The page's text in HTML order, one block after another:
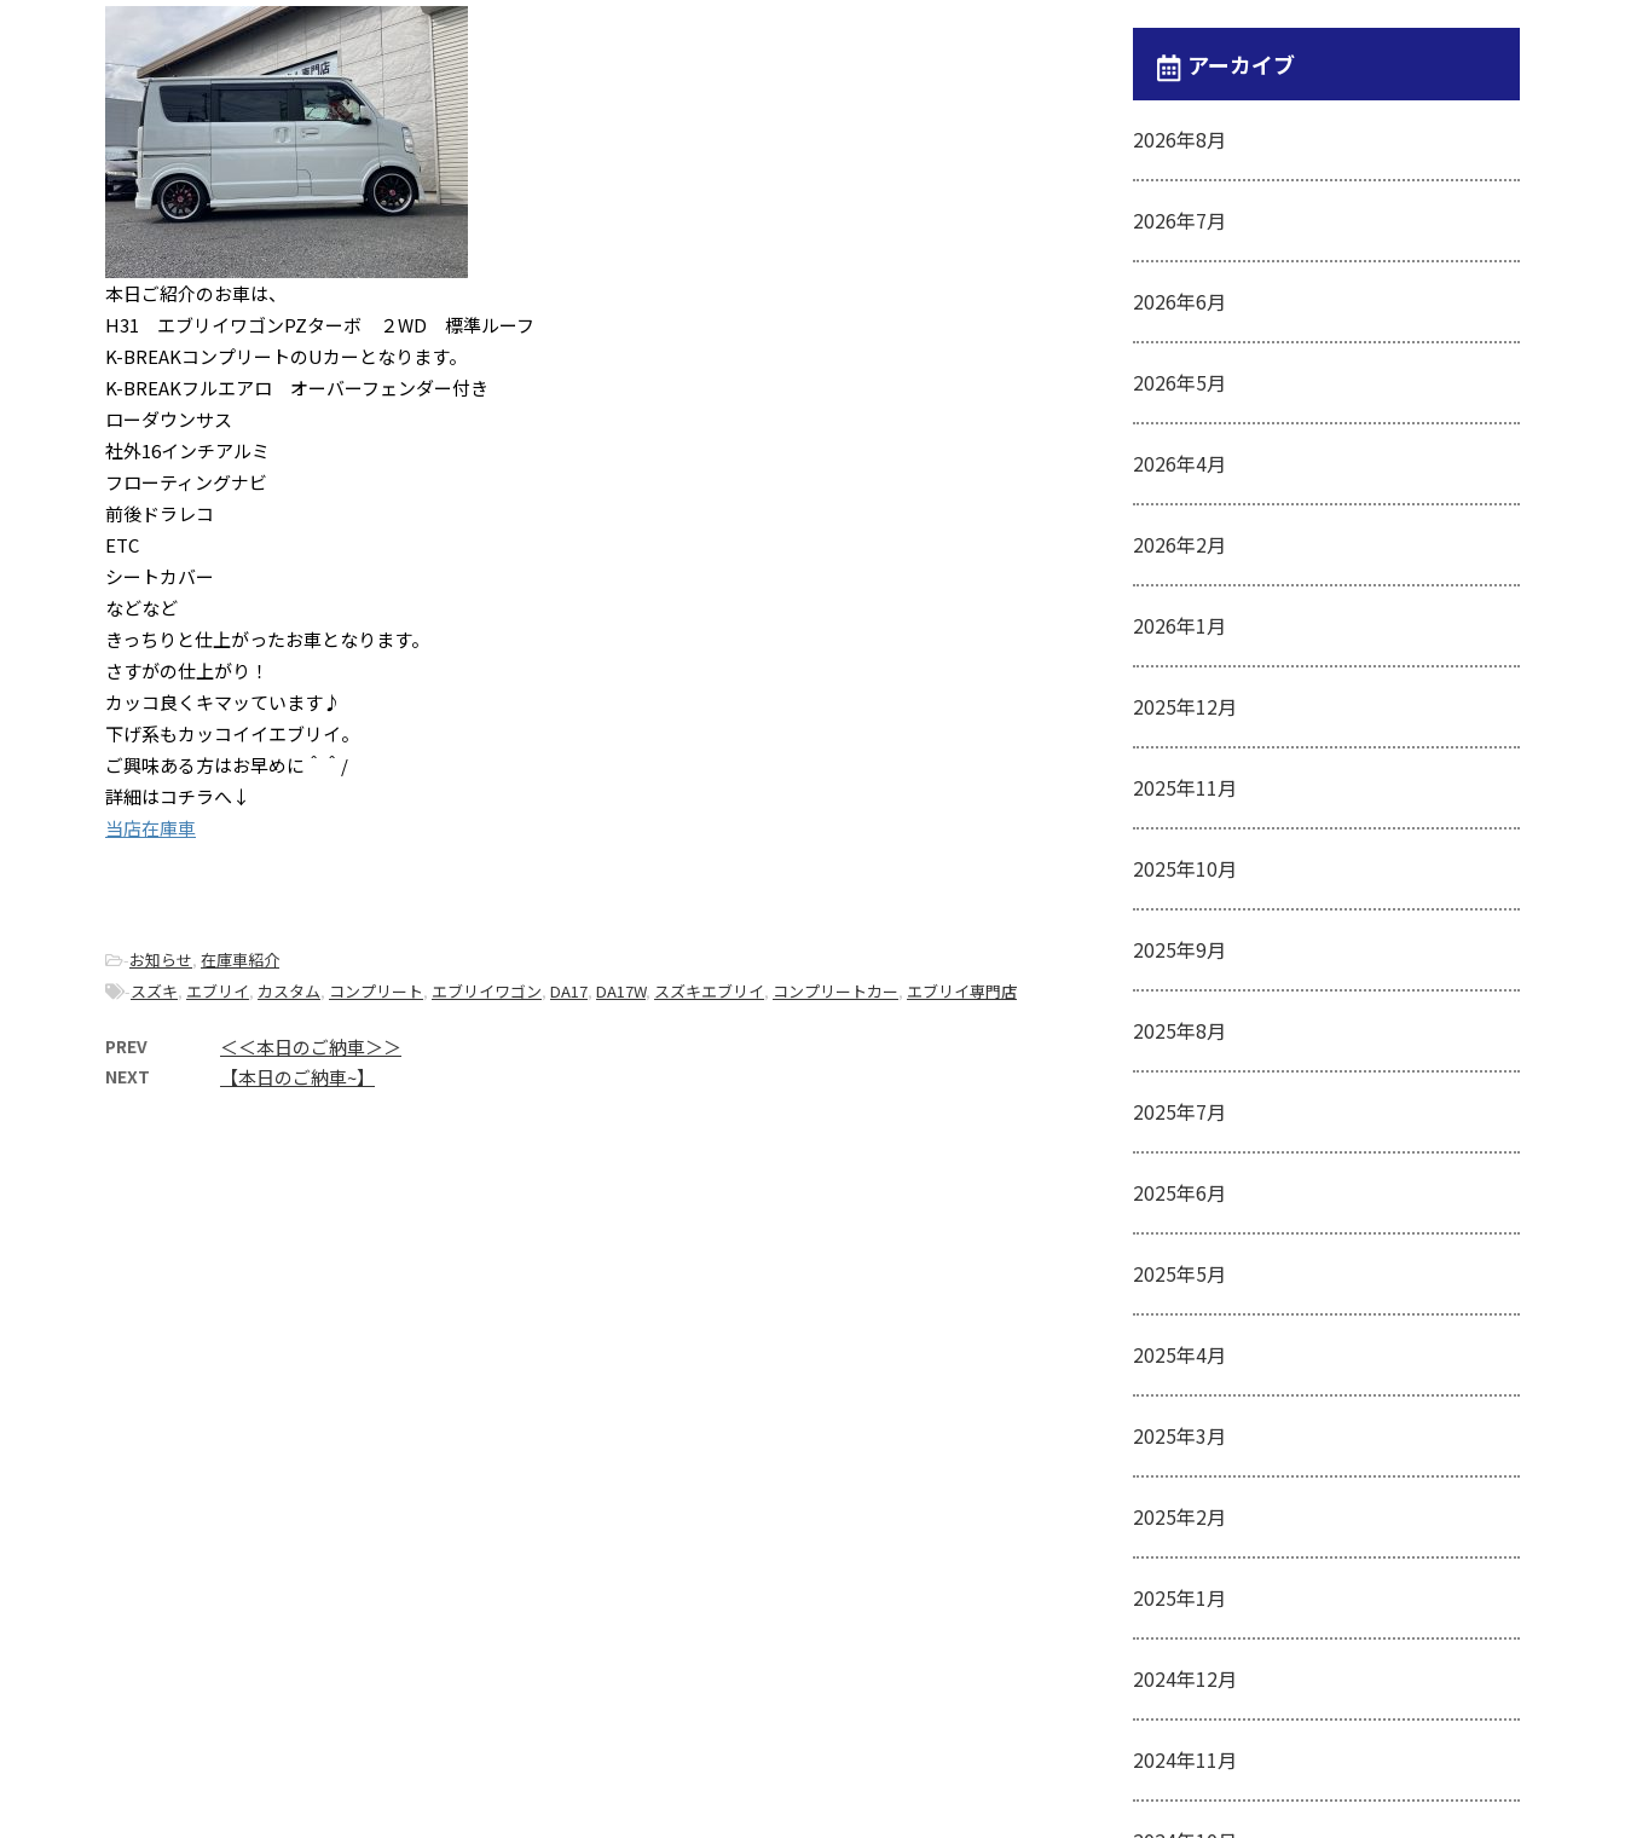
本日ご紹介のお車は、
H31 エブリイワゴンPZターボ ２WD 標準ルーフ
K-BREAKコンプリートのUカーとなります。
K-BREAKフルエアロ オーバーフェンダー付き
ローダウンサス
社外16インチアルミ
フローティングナビ
前後ドラレコ
ETC
シートカバー
などなど
きっちりと仕上がったお車となります。
さすがの仕上がり！
カッコ良くキマッています♪
下げ系もカッコイイエブリイ。
ご興味ある方はお早めに＾＾/
詳細はコチラへ↓
当店在庫車
-お知らせ, 在庫車紹介
-スズキ, エブリイ, カスタム, コンプリート, エブリイワゴン, DA17, DA17W, スズキエブリイ, コンプリートカー, エブリイ専門店
PREV ＜＜本日のご納車＞＞
NEXT 【本日のご納車~】
アーカイブ
2026年8月
2026年7月
2026年6月
2026年5月
2026年4月
2026年2月
2026年1月
2025年12月
2025年11月
2025年10月
2025年9月
2025年8月
2025年7月
2025年6月
2025年5月
2025年4月
2025年3月
2025年2月
2025年1月
2024年12月
2024年11月